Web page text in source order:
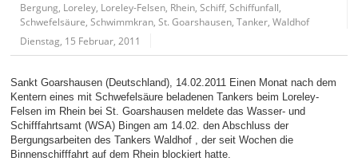
Bergung Loreley Loreley-Felsen Rhein ,Schiff,Schiffunfall
Schwefelsäure ,Schwimmkran ,St. Goarshausen ,Tanker ,Waldhof
Dienstag, 15 Februar, 2011
Sankt Goarshausen (Deutschland), 14.02.2011 Einen Monat nach dem
Kentern eines mit Schwefelsäure beladenen Tankers beim Loreley-
Felsen im Rhein bei St. Goarshausen meldete das Wasser- und
Schifffahrtsamt (WSA) Bingen am 14.02. den Abschluss der
Bergungsarbeiten des Tankers Waldhof , der seit Wochen die
Binnenschifffahrt auf dem Rhein blockiert hatte.